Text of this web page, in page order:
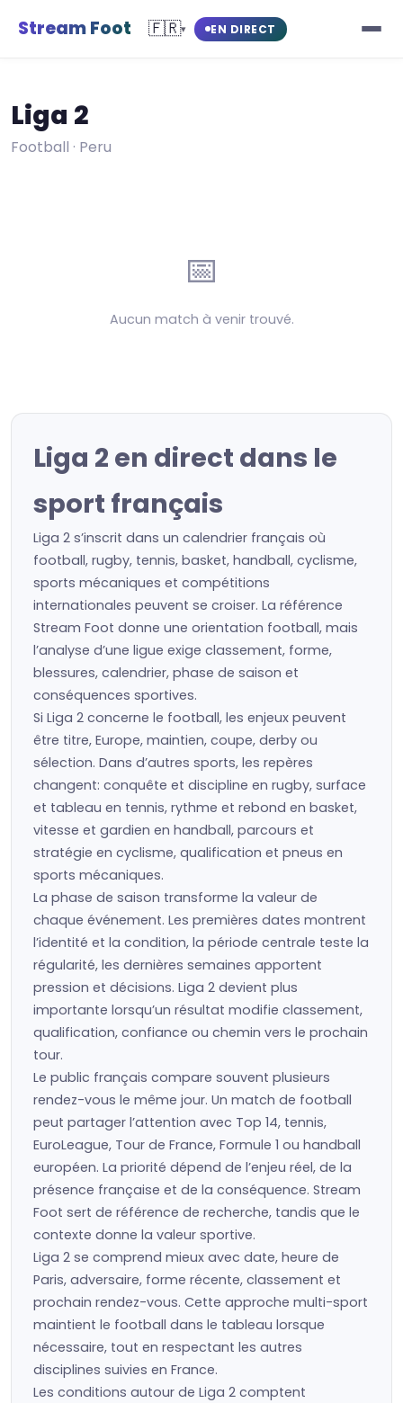
Stream Foot 🇫🇷▾ EN DIRECT
Liga 2
Football · Peru
📅
Aucun match à venir trouvé.
Liga 2 en direct dans le
sport français
Liga 2 s’inscrit dans un calendrier français où
football, rugby, tennis, basket, handball, cyclisme,
sports mécaniques et compétitions
internationales peuvent se croiser. La référence
Stream Foot donne une orientation football, mais
l’analyse d’une ligue exige classement, forme,
blessures, calendrier, phase de saison et
conséquences sportives.
Si Liga 2 concerne le football, les enjeux peuvent
être titre, Europe, maintien, coupe, derby ou
sélection. Dans d’autres sports, les repères
changent: conquête et discipline en rugby, surface
et tableau en tennis, rythme et rebond en basket,
vitesse et gardien en handball, parcours et
stratégie en cyclisme, qualification et pneus en
sports mécaniques.
La phase de saison transforme la valeur de
chaque événement. Les premières dates montrent
l’identité et la condition, la période centrale teste la
régularité, les dernières semaines apportent
pression et décisions. Liga 2 devient plus
importante lorsqu’un résultat modifie classement,
qualification, confiance ou chemin vers le prochain
tour.
Le public français compare souvent plusieurs
rendez-vous le même jour. Un match de football
peut partager l’attention avec Top 14, tennis,
EuroLeague, Tour de France, Formule 1 ou handball
européen. La priorité dépend de l’enjeu réel, de la
présence française et de la conséquence. Stream
Foot sert de référence de recherche, tandis que le
contexte donne la valeur sportive.
Liga 2 se comprend mieux avec date, heure de
Paris, adversaire, forme récente, classement et
prochain rendez-vous. Cette approche multi-sport
maintient le football dans le tableau lorsque
nécessaire, tout en respectant les autres
disciplines suivies en France.
Les conditions autour de Liga 2 comptent